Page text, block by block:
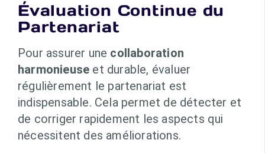
Évaluation Continue du
Partenariat
Pour assurer une collaboration
harmonieuse et durable, évaluer
régulièrement le partenariat est
indispensable. Cela permet de détecter et
de corriger rapidement les aspects qui
nécessitent des améliorations.